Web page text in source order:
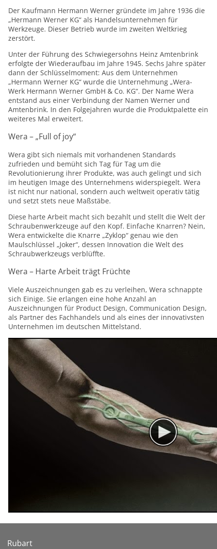
Der Kaufmann Hermann Werner gründete im Jahre 1936 die
„Hermann Werner KG“ als Handelsunternehmen für
Werkzeuge. Dieser Betrieb wurde im zweiten Weltkrieg
zerstört.
Unter der Führung des Schwiegersohns Heinz Amtenbrink
erfolgte der Wiederaufbau im Jahre 1945. Sechs Jahre später
dann der Schlüsselmoment: Aus dem Unternehmen
„Hermann Werner KG“ wurde die Unternehmung „Wera-
Werk Hermann Werner GmbH & Co. KG“. Der Name Wera
entstand aus einer Verbindung der Namen Werner und
Amtenbrink. In den Folgejahren wurde die Produktpalette ein
weiteres Mal erweitert.
Wera – „Full of joy“
Wera gibt sich niemals mit vorhandenen Standards
zufrieden und bemüht sich Tag für Tag um die
Revolutionierung ihrer Produkte, was auch gelingt und sich
im heutigen Image des Unternehmens widerspiegelt. Wera
ist nicht nur national, sondern auch weltweit operativ tätig
und setzt stets neue Maßstäbe.
Diese harte Arbeit macht sich bezahlt und stellt die Welt der
Schraubenwerkzeuge auf den Kopf. Einfache Knarren? Nein,
Wera entwickelte die Knarre „Zyklop“ genau wie den
Maulschlüssel „Joker“, dessen Innovation die Welt des
Schraubwerkzeugs verblüffte.
Wera – Harte Arbeit trägt Früchte
Viele Auszeichnungen gab es zu verleihen, Wera schnappte
sich Einige. Sie erlangen eine hohe Anzahl an
Auszeichnungen für Product Design, Communication Design,
als Partner des Fachhandels und als eines der innovativsten
Unternehmen im deutschen Mittelstand.
Rubart